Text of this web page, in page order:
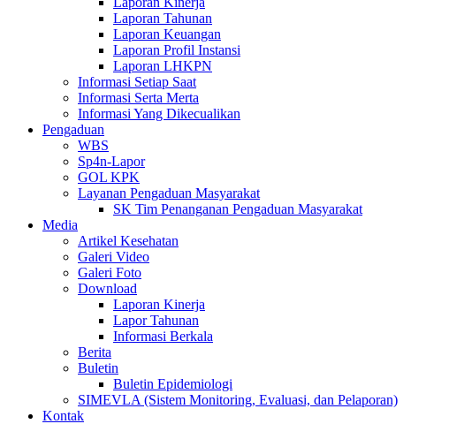
Laporan Tahunan
Laporan Keuangan
Laporan Profil Instansi
Laporan LHKPN
Informasi Setiap Saat
Informasi Serta Merta
Informasi Yang Dikecualikan
Pengaduan
WBS
Sp4n-Lapor
GOL KPK
Layanan Pengaduan Masyarakat
SK Tim Penanganan Pengaduan Masyarakat
Media
Artikel Kesehatan
Galeri Video
Galeri Foto
Download
Laporan Kinerja
Lapor Tahunan
Informasi Berkala
Berita
Buletin
Buletin Epidemiologi
SIMEVLA (Sistem Monitoring, Evaluasi, dan Pelaporan)
Kontak